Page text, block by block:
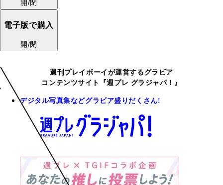
開/閉
電子版で購入
開/閉
週刊プレイボーイが運営するグラビア
コンテンツサイト『週プレ グラジャパ！』
デジタル写真集などグラビア盛りだくさん!